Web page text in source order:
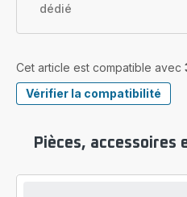
dédié
Cet article est compatible avec
Vérifier la compatibilité
Pièces, accessoires